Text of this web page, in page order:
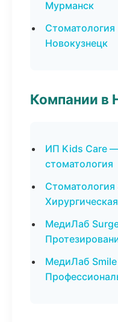
Мурманск
Новокузнецк
Компании в
ИП Kids Care
стоматология
МедиЛаб
МедиЛаб